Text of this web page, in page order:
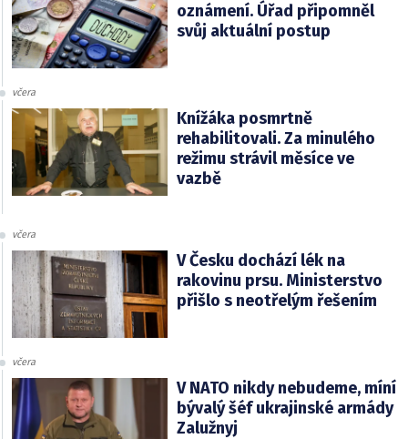
oznámení. Úřad připomněl
svůj aktuální postup
včera
Knížáka posmrtně
rehabilitovali. Za minulého
režimu strávil měsíce ve
vazbě
včera
V Česku dochází lék na
rakovinu prsu. Ministerstvo
přišlo s neotřelým řešením
včera
V NATO nikdy nebudeme, míní
bývalý šéf ukrajinské armády
Zalužnyj